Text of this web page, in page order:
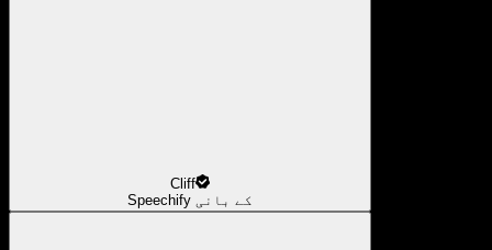
Cliff
Speechify کے بانی